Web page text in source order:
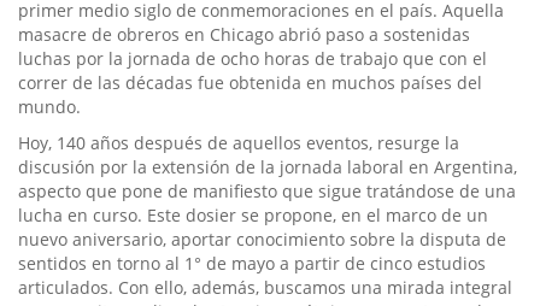
primer medio siglo de conmemoraciones en el país. Aquella
masacre de obreros en Chicago abrió paso a sostenidas
luchas por la jornada de ocho horas de trabajo que con el
correr de las décadas fue obtenida en muchos países del
mundo.
Hoy, 140 años después de aquellos eventos, resurge la
discusión por la extensión de la jornada laboral en Argentina,
aspecto que pone de manifiesto que sigue tratándose de una
lucha en curso. Este dosier se propone, en el marco de un
nuevo aniversario, aportar conocimiento sobre la disputa de
sentidos en torno al 1° de mayo a partir de cinco estudios
articulados. Con ello, además, buscamos una mirada integral